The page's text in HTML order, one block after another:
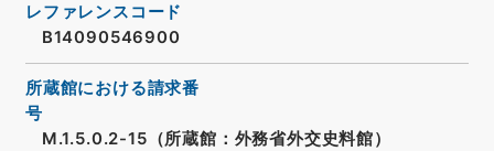
レファレンスコード
B14090546900
所蔵館における請求番
号
M.1.5.0.2-15（所蔵館：外務省外交史料館）